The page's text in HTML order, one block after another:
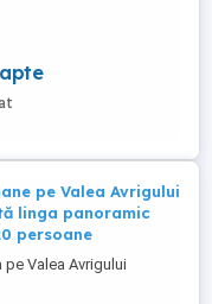
la 8 km de Avrig și 30
posibilitatea de a
precum zile
si botezuri avand o
30 de
pe Valea Avrigului
linga panoramic
persoane
Valea Avrigului